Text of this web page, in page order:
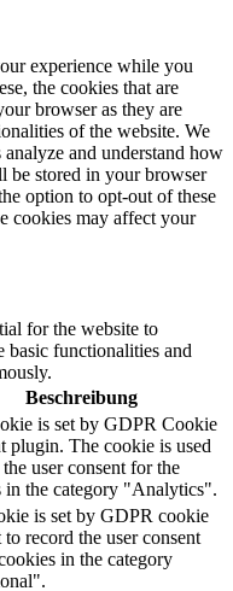
experience while you
the cookies that are
browser as they are
of the website. We
and understand how
be stored in your browser
option to opt-out of these
cookies may affect your
for the website to
basic functionalities and
Beschreibung
is set by GDPR Cookie
plugin. The cookie is used
user consent for the
in the category "Analytics".
is set by GDPR cookie
to record the user consent
in the category